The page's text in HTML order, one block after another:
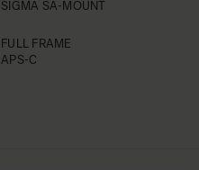
SIGMA SA-MOUNT
FULL FRAME
APS-C